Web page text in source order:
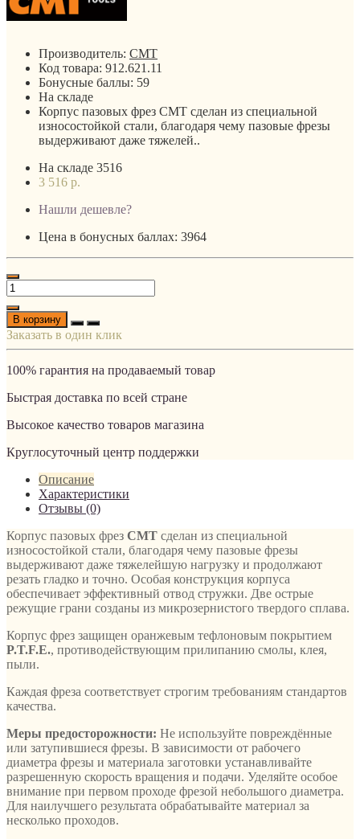
Производитель: CMT
Код товара: 912.621.11
Бонусные баллы: 59
На складе
Корпус пазовых фрез CMT сделан из специальной
износостойкой стали, благодаря чему пазовые фрезы
выдерживают даже тяжелей..
На складе 3516
3 516 р.
Нашли дешевле?
Цена в бонусных баллах: 3964
В корзину
Заказать в один клик
100% гарантия на продаваемый товар
Быстрая доставка по всей стране
Высокое качество товаров магазина
Круглосуточный центр поддержки
Описание
Характеристики
Отзывы (0)
Корпус пазовых фрез CMT сделан из специальной
износостойкой стали, благодаря чему пазовые фрезы
выдерживают даже тяжелейшую нагрузку и продолжают
резать гладко и точно. Особая конструкция корпуса
обеспечивает эффективный отвод стружки. Две острые
режущие грани созданы из микрозернистого твердого сплава.
Корпус фрез защищен оранжевым тефлоновым покрытием
P.T.F.E., противодействующим прилипанию смолы, клея,
пыли.
Каждая фреза соответствует строгим требованиям стандартов
качества.
Меры предосторожности: Не используйте повреждённые
или затупившиеся фрезы. В зависимости от рабочего
диаметра фрезы и материала заготовки устанавливайте
разрешенную скорость вращения и подачи. Уделяйте особое
внимание при первом проходе фрезой небольшого диаметра.
Для наилучшего результата обрабатывайте материал за
несколько проходов.